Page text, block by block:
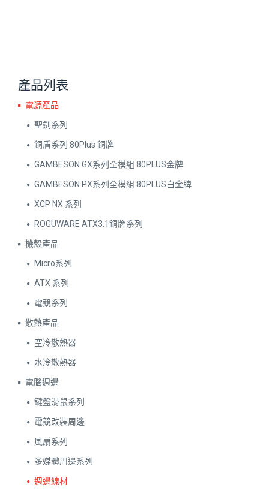
產品列表
電源產品
聖劍系列
銅盾系列 80Plus 銅牌
GAMBESON GX系列全模組 80PLUS金牌
GAMBESON PX系列全模組 80PLUS白金牌
XCP NX 系列
ROGUWARE ATX3.1銅牌系列
機殼產品
Micro系列
ATX 系列
電競系列
散熱產品
空冷散熱器
水冷散熱器
電腦週邊
鍵盤滑鼠系列
電競改裝周邊
風扇系列
多媒體周邊系列
週邊線材